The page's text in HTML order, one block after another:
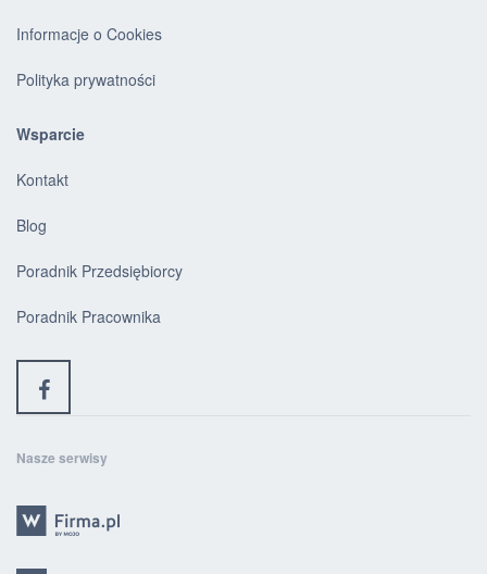
Informacje o Cookies
Polityka prywatności
Wsparcie
Kontakt
Blog
Poradnik Przedsiębiorcy
Poradnik Pracownika
Nasze serwisy